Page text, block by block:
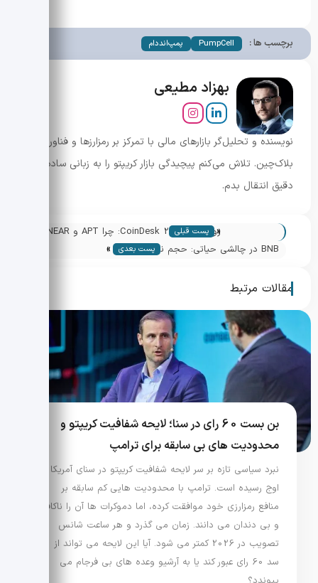
برچسب ها : PumpCell پمپ‌انددام
بهزاد مطیعی
نویسنده و تحلیل‌گر بازارهای مالی با تمرکز بر رمزارزها و فناوری
بلاک‌چین. تلاش می‌کنم پیچیدگی بازار کریپتو را به زبانی ساده و
دقیق انتقال بدم.
« پست قبلی
روند نزولی CoinDesk 20: چرا APT و NEAR
شاخص را 1.5% پایین کشیدند؟
BNB در چالشی حیاتی: حجم نجومی ولی
پست بعدی »
مقالات مرتبط
بن بست 60 رای در سنا؛ لایحه شفافیت کریپتو و
محدودیت های بی سابقه برای ترامپ
نبرد سیاسی تازه بر سر لایحه شفافیت کریپتو در سنای آمریکا به
اوج رسیده است. ترامپ با محدودیت هایی کم سابقه بر
منافع رمزارزی خود موافقت کرده، اما دموکرات ها آن را ناکافی
و بی دندان می دانند. زمان می گذرد و هر ساعت شانس
تصویب در 2026 کمتر می شود. آیا این لایحه می تواند از
سد 60 رای عبور کند یا به آرشیو وعده های بی فرجام می